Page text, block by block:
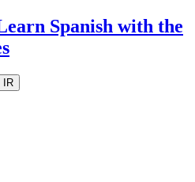
Spanish with the